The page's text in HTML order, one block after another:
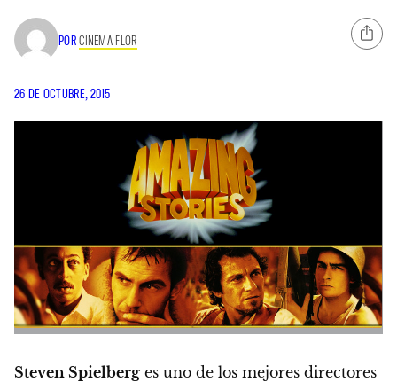
PORCINEMA FLOR
26 DE OCTUBRE, 2015
Steven Spielberg es uno de los mejores directores